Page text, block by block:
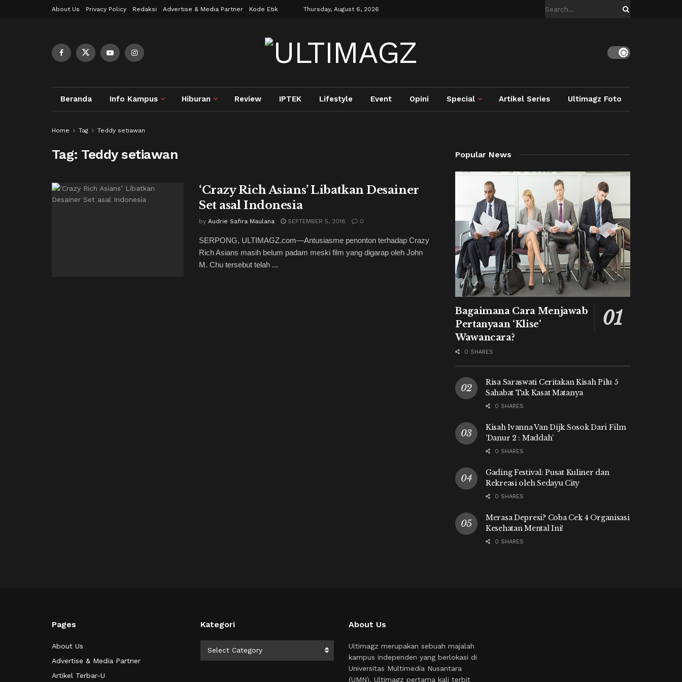
About Us Privacy Policy Redaksi Advertise & Media Partner Kode Etik Thursday, August 6, 2026
Beranda Info Kampus Hiburan Review IPTEK Lifestyle Event Opini Special Artikel Series Ultimagz Foto
Home Tag Teddy setiawan
Tag: Teddy setiawan
‘Crazy Rich Asians’ Libatkan Desainer
Set asal Indonesia
by Audrie Safira Maulana SEPTEMBER 5, 2018 0
SERPONG, ULTIMAGZ.com—Antusiasme penonton terhadap Crazy
Rich Asians masih belum padam meski film yang digarap oleh John
M. Chu tersebut telah ...
Popular News
Bagaimana Cara Menjawab
Pertanyaan ‘Klise’
Wawancara?
0 SHARES
Risa Saraswati Ceritakan Kisah Pilu 5
Sahabat Tak Kasat Matanya
0 SHARES
Kisah Ivanna Van Dijk Sosok Dari Film
‘Danur 2 : Maddah’
0 SHARES
Gading Festival: Pusat Kuliner dan
Rekreasi oleh Sedayu City
0 SHARES
Merasa Depresi? Coba Cek 4 Organisasi
Kesehatan Mental Ini!
0 SHARES
Pages
About Us
Advertise & Media Partner
Artikel Terbar-U
Kategori
Select Category
About Us
Ultimagz merupakan sebuah majalah
kampus independen yang berlokasi di
Universitas Multimedia Nusantara
(UMN). Ultimagz pertama kali terbit